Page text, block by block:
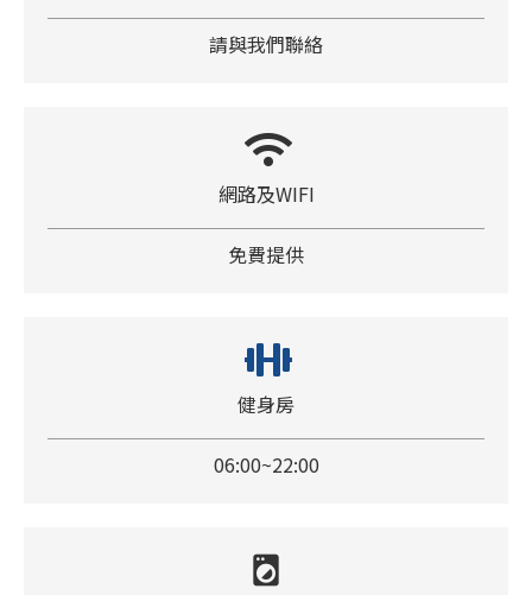
請與我們聯絡
網路及WIFI
免費提供
健身房
06:00~22:00
local_laundry_service